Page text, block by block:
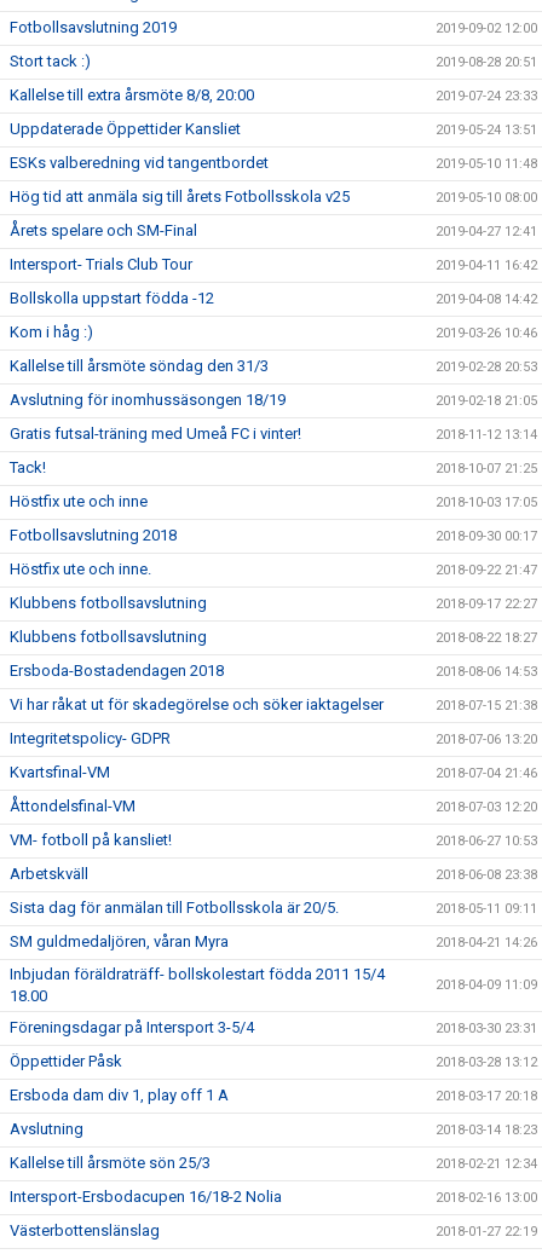
Fotbollsavslutning 2019 2019-09-02 12:00
Stort tack :) 2019-08-28 20:51
Kallelse till extra årsmöte 8/8, 20:00 2019-07-24 23:33
Uppdaterade Öppettider Kansliet 2019-05-24 13:51
ESKs valberedning vid tangentbordet 2019-05-10 11:48
Hög tid att anmäla sig till årets Fotbollsskola v25 2019-05-10 08:00
Årets spelare och SM-Final 2019-04-27 12:41
Intersport- Trials Club Tour 2019-04-11 16:42
Bollskolla uppstart födda -12 2019-04-08 14:42
Kom i håg :) 2019-03-26 10:46
Kallelse till årsmöte söndag den 31/3 2019-02-28 20:53
Avslutning för inomhussäsongen 18/19 2019-02-18 21:05
Gratis futsal-träning med Umeå FC i vinter! 2018-11-12 13:14
Tack! 2018-10-07 21:25
Höstfix ute och inne 2018-10-03 17:05
Fotbollsavslutning 2018 2018-09-30 00:17
Höstfix ute och inne. 2018-09-22 21:47
Klubbens fotbollsavslutning 2018-09-17 22:27
Klubbens fotbollsavslutning 2018-08-22 18:27
Ersboda-Bostadendagen 2018 2018-08-06 14:53
Vi har råkat ut för skadegörelse och söker iaktagelser 2018-07-15 21:38
Integritetspolicy- GDPR 2018-07-06 13:20
Kvartsfinal-VM 2018-07-04 21:46
Åttondelsfinal-VM 2018-07-03 12:20
VM- fotboll på kansliet! 2018-06-27 10:53
Arbetskväll 2018-06-08 23:38
Sista dag för anmälan till Fotbollsskola är 20/5. 2018-05-11 09:11
SM guldmedaljören, våran Myra 2018-04-21 14:26
Inbjudan föräldraträff- bollskolestart födda 2011 15/4
18.00
2018-04-09 11:09
Föreningsdagar på Intersport 3-5/4 2018-03-30 23:31
Öppettider Påsk 2018-03-28 13:12
Ersboda dam div 1, play off 1 A 2018-03-17 20:18
Avslutning 2018-03-14 18:23
Kallelse till årsmöte sön 25/3 2018-02-21 12:34
Intersport-Ersbodacupen 16/18-2 Nolia 2018-02-16 13:00
Västerbottenslänslag 2018-01-27 22:19